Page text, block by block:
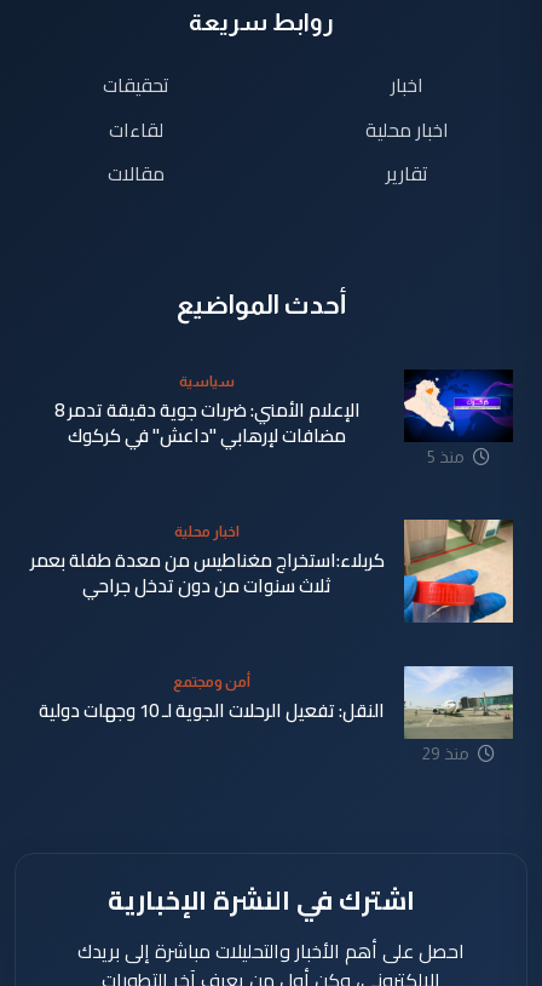
روابط سريعة
اخبار
اخبار محلية
تقارير
تحقيقات
لقاءات
مقالات
أحدث المواضيع
منذ 5
سياسية
الإعلام الأمني: ضربات جوية دقيقة تدمر 8
مضافات لإرهابي "داعش" في كركوك
منذ 11
دقيقة
اخبار محلية
كربلاء:استخراج مغناطيس من معدة طفلة بعمر
ثلاث سنوات من دون تدخل جراحي
منذ 29
أمن ومجتمع
النقل: تفعيل الرحلات الجوية لـ 10 وجهات دولية
اشترك في النشرة الإخبارية
احصل على أهم الأخبار والتحليلات مباشرة إلى بريدك